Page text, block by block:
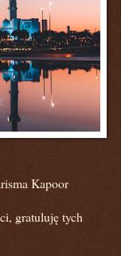
Kapoor
gratuluję tych